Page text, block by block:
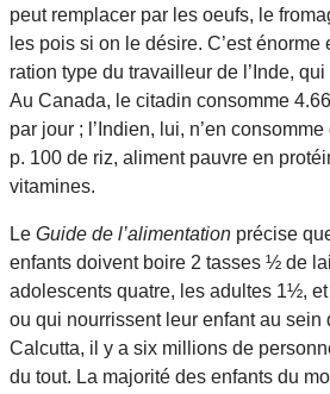
peut remplacer par les oeufs, le
les pois si on le désire. C’est
ration type du travailleur de l’Inde,
Au Canada, le citadin consomme
par jour ; l’Indien, lui, n’en
p. 100 de riz, aliment pauvre en
vitamines.
Le Guide de l’alimentation précise
enfants doivent boire 2 tasses ½ de
adolescents quatre, les adultes 1½,
ou qui nourrissent leur enfant au sein
Calcutta, il y a six millions de
du tout. La majorité des enfants du